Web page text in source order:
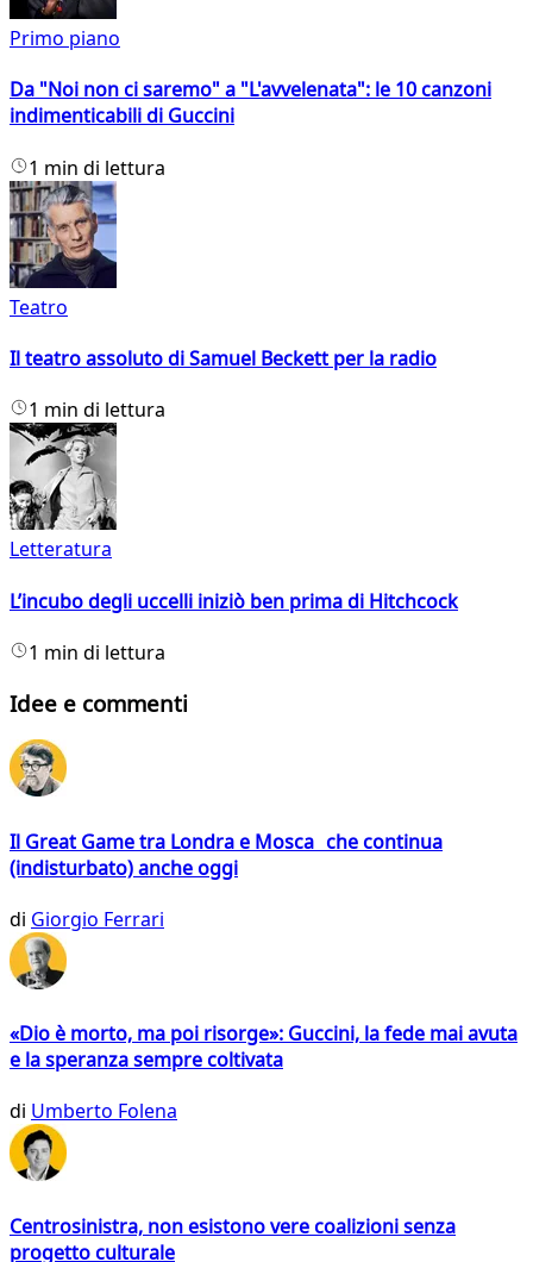
Primo piano
Da "Noi non ci saremo" a "L'avvelenata": le 10 canzoni
indimenticabili di Guccini
1 min di lettura
Teatro
Il teatro assoluto di Samuel Beckett per la radio
1 min di lettura
Letteratura
L’incubo degli uccelli iniziò ben prima di Hitchcock
1 min di lettura
Idee e commenti
Il Great Game tra Londra e Mosca che continua
(indisturbato) anche oggi
di Giorgio Ferrari
«Dio è morto, ma poi risorge»: Guccini, la fede mai avuta
e la speranza sempre coltivata
di Umberto Folena
Centrosinistra, non esistono vere coalizioni senza
progetto culturale